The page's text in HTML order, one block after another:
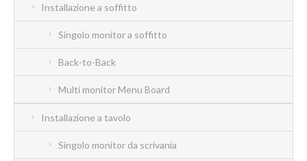
Installazione a soffitto
Singolo monitor a soffitto
Back-to-Back
Multi monitor Menu Board
Installazione a tavolo
Singolo monitor da scrivania